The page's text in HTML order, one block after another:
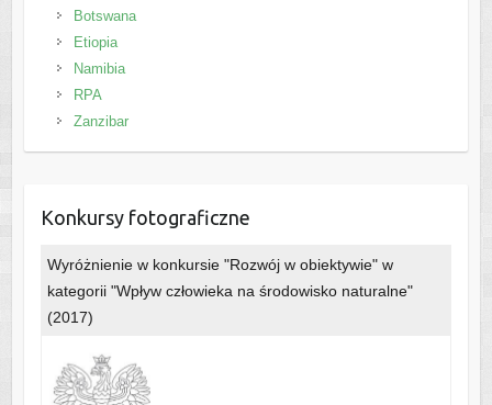
Botswana
Etiopia
Namibia
RPA
Zanzibar
Konkursy fotograficzne
Wyróżnienie w konkursie "Rozwój w obiektywie" w
kategorii "Wpływ człowieka na środowisko naturalne"
(2017)